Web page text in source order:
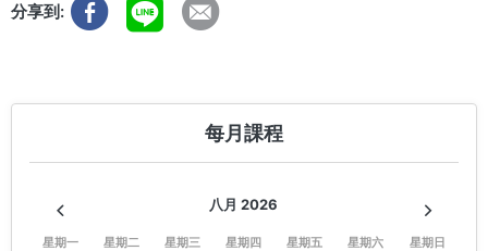
分享到:
每月課程
八月 2026
星期一 星期二 星期三 星期四 星期五 星期六 星期日